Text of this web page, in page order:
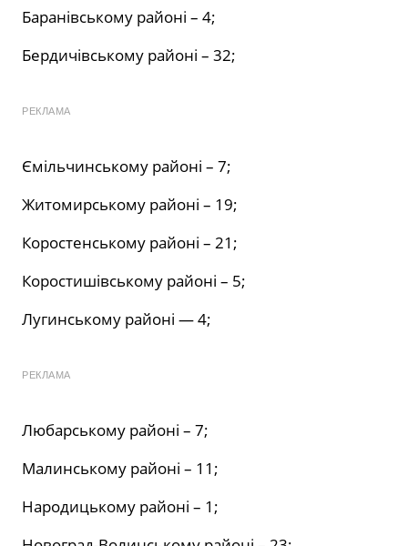
Баранівському районі – 4;
Бердичівському районі – 32;
РЕКЛАМА
Ємільчинському районі – 7;
Житомирському районі – 19;
Коростенському районі – 21;
Коростишівському районі – 5;
Лугинському районі — 4;
РЕКЛАМА
Любарському районі – 7;
Малинському районі – 11;
Народицькому районі – 1;